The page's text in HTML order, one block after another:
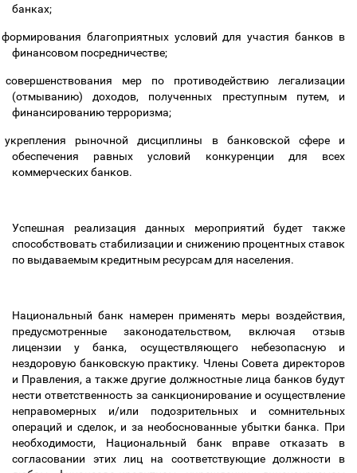
банках;
формирования благоприятных условий для участия банков в
финансовом посредничестве;
совершенствования мер по противодействию легализации
(отмыванию) доходов, полученных преступным путем, и
финансированию терроризма;
укрепления рыночной дисциплины в банковской сфере и
обеспечения равных условий конкуренции для всех
коммерческих банков.
Успешная реализация данных мероприятий будет также
способствовать стабилизации и снижению процентных ставок
по выдаваемым кредитным ресурсам для населения.
Национальный банк намерен применять меры воздействия,
предусмотренные законодательством, включая отзыв
лицензии у банка, осуществляющего небезопасную и
нездоровую банковскую практику. Члены Совета директоров
и Правления, а также другие должностные лица банков будут
нести ответственность за санкционирование и осуществление
неправомерных и/или подозрительных и сомнительных
операций и сделок, и за необоснованные убытки банка. При
необходимости, Национальный банк вправе отказать в
согласовании этих лиц на соответствующие должности в